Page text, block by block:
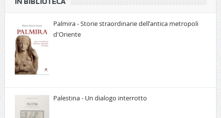
Palmira - Storie straordinarie dell'antica metropoli
d'Oriente
Palestina - Un dialogo interrotto